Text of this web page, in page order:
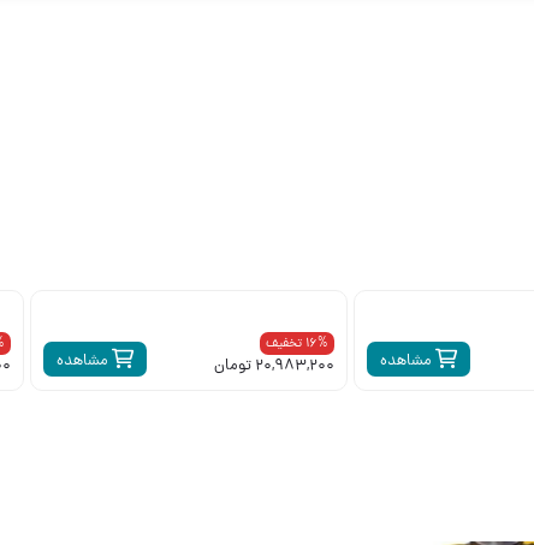
مشاهده مشاهده
16% تخفیف
20,983,200 تومان